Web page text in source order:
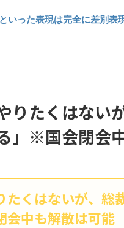
いった表現は完全に差別表
りたくはない
」※国会閉会
たくはないが、総
中も解散は可能